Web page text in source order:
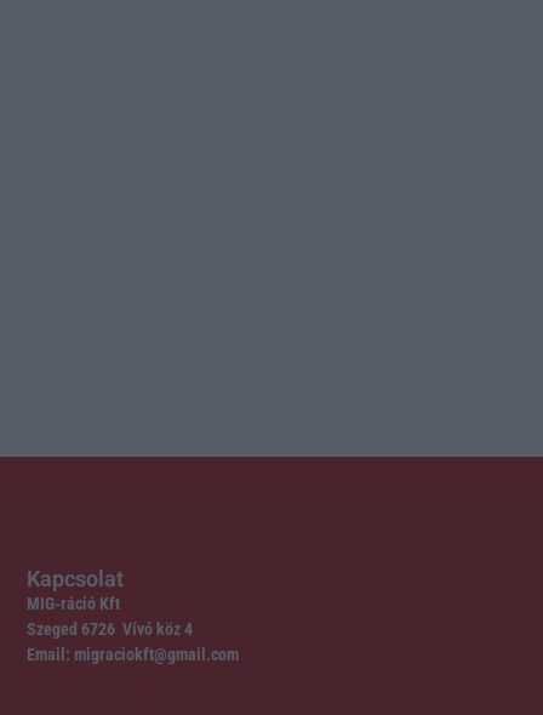
Kapcsolat
MIG-ráció Kft
Szeged 6726 Vívó köz 4
Email: migraciokft@gmail.com